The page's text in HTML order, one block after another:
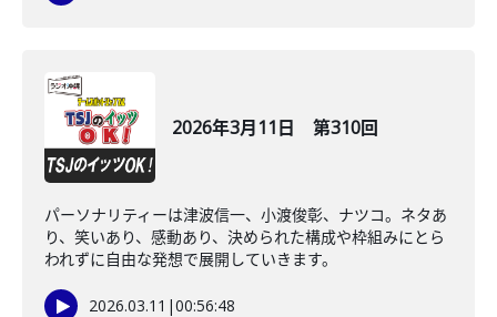
2026年3月11日 第310回
パーソナリティーは津波信一、小渡俊彰、ナツコ。ネタあ
り、笑いあり、感動あり、決められた構成や枠組みにとら
われずに自由な発想で展開していきます。
2026.03.11 |00:56:48